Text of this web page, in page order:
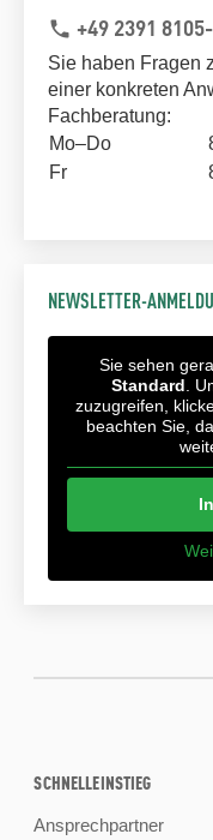
phone +49 2391
Sie haben Fragen
einer konkreten
Fachberatung:
Mo–Do
Fr
NEWSLETTER-
Sie sehen
Standard .
zuzugreifen,
beachten Sie,
SCHNELLEINSTIEG
Ansprechpartner